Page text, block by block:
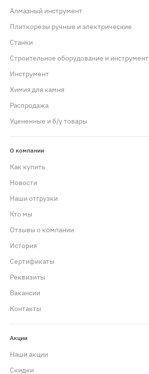
Алмазный инструмент
Плиткорезы ручные и электрические
Станки
Строительное оборудование и инструмент
Инструмент
Химия для камня
Распродажа
Уцененные и б/у товары
О компании
Как купить
Новости
Наши отгрузки
Кто мы
Отзывы о компании
История
Сертификаты
Реквизиты
Вакансии
Контакты
Акции
Наши акции
Скидки